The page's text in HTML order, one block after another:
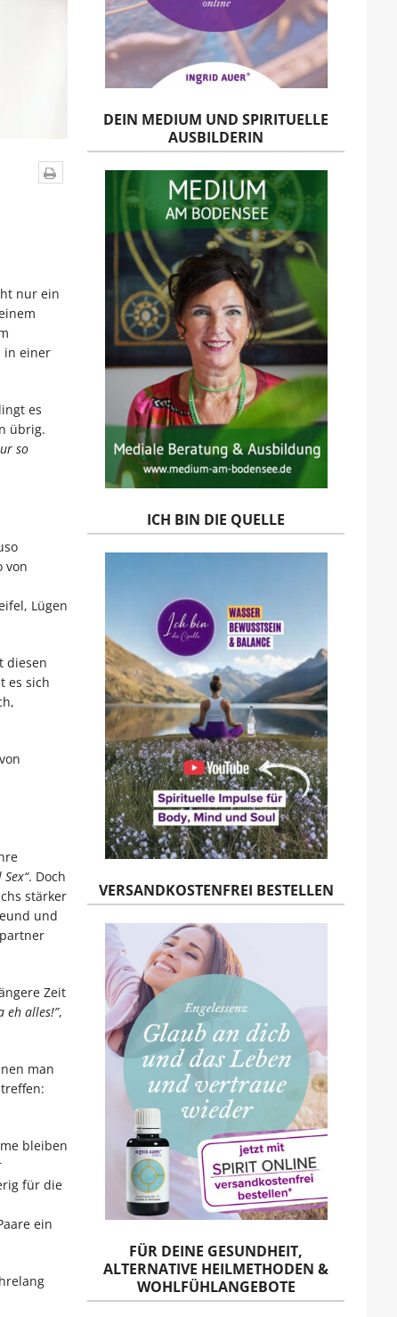
nur ein
in einer
es
übrig.
so
von
Lügen
diesen
es sich
. Doch
stärker
und
Zeit
eh alles!”,
man
bleiben
für die
ein
DEIN MEDIUM UND SPIRITUELLE
AUSBILDERIN
ICH BIN DIE QUELLE
VERSANDKOSTENFREI BESTELLEN
FÜR DEINE GESUNDHEIT,
ALTERNATIVE HEILMETHODEN &
WOHLFÜHLANGEBOTE